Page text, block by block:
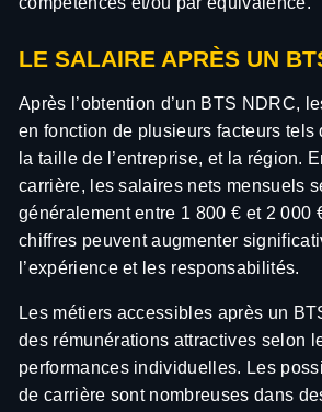
LE SALAIRE APRÈS UN
Après l’obtention d’un BTS NDRC,
en fonction de plusieurs facteurs tels
la taille de l’entreprise, et la région.
carrière, les salaires nets mensuels
généralement entre 1 800 € et 2 000
chiffres peuvent augmenter
l’expérience et les responsabilités.
Les métiers accessibles après un
des rémunérations attractives selon
performances individuelles. Les
de carrière sont nombreuses dans